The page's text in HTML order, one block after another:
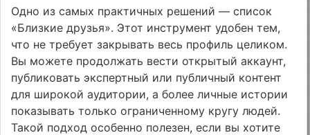
Одно из самых практичных решений — список
«Близкие друзья». Этот инструмент удобен тем,
что не требует закрывать весь профиль целиком.
Вы можете продолжать вести открытый аккаунт,
публиковать экспертный или публичный контент
для широкой аудитории, а более личные истории
показывать только ограниченному кругу людей.
Такой подход особенно полезен, если вы хотите